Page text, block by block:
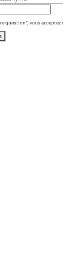
question", vous acceptez